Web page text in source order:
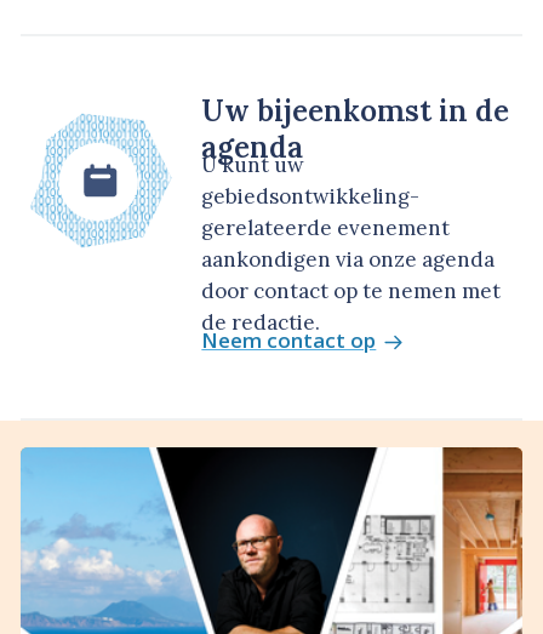
Uw bijeenkomst in de
agenda
U kunt uw
gebiedsontwikkeling-
gerelateerde evenement
aankondigen via onze agenda
door contact op te nemen met
de redactie.
Neem contact op